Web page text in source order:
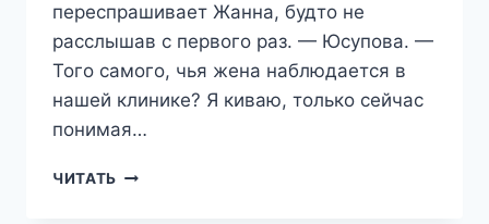
переспрашивает Жанна, будто не
расслышав с первого раз. — Юсупова. —
Того самого, чья жена наблюдается в
нашей клинике? Я киваю, только сейчас
понимая…
ЧИТАТЬ ДЕВОЧКА